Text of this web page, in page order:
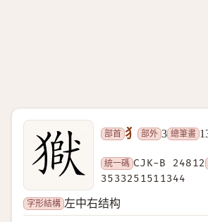
部首 犭 部外 3 總筆畫
統一碼 CJK-B 24812
3533251511344
字形結構 左中右结构